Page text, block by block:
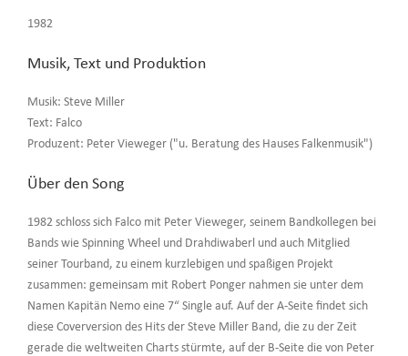
1982
Musik, Text und Produktion
Musik: Steve Miller
Text: Falco
Produzent: Peter Vieweger ("u. Beratung des Hauses Falkenmusik")
Über den Song
1982 schloss sich Falco mit Peter Vieweger, seinem Bandkollegen bei
Bands wie Spinning Wheel und Drahdiwaberl und auch Mitglied
seiner Tourband, zu einem kurzlebigen und spaßigen Projekt
zusammen: gemeinsam mit Robert Ponger nahmen sie unter dem
Namen Kapitän Nemo eine 7“ Single auf. Auf der A-Seite findet sich
diese Coverversion des Hits der Steve Miller Band, die zu der Zeit
gerade die weltweiten Charts stürmte, auf der B-Seite die von Peter